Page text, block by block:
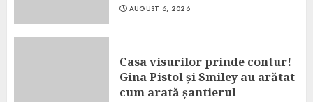
AUGUST 6, 2026
Casa visurilor prinde contur!
Gina Pistol și Smiley au arătat
cum arată șantierul